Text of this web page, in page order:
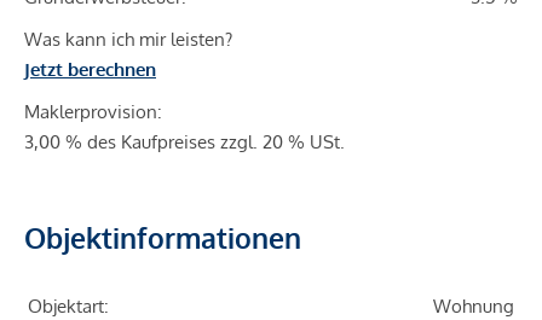
Was kann ich mir leisten?
Jetzt berechnen
Maklerprovision:
3,00 % des Kaufpreises zzgl. 20 % USt.
Objektinformationen
Objektart: Wohnung